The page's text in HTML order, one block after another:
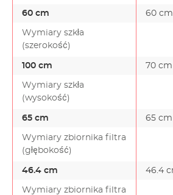
60 cm 60 cm
Wymiary szkła
(szerokość)
100 cm 70 cm
Wymiary szkła
(wysokość)
65 cm 65 cm
Wymiary zbiornika filtra
(głębokość)
46.4 cm 46.4
Wymiary zbiornika filtra